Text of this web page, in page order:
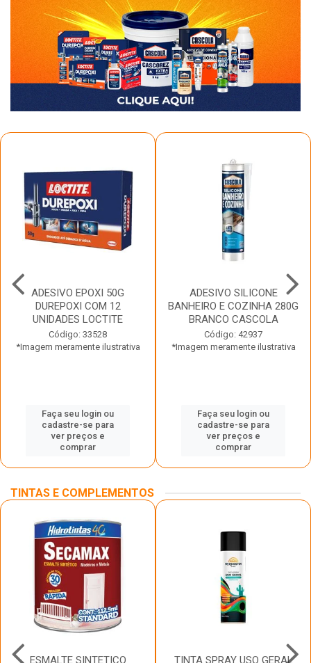
ADESIVO EPOXI 50G
DUREPOXI COM 12
UNIDADES LOCTITE
Código: 33528
*Imagem meramente ilustrativa
Faça seu login ou
cadastre-se para
ver preços e
comprar
ADESIVO SILICONE
BANHEIRO E COZINHA 280G
BRANCO CASCOLA
Código: 42937
*Imagem meramente ilustrativa
Faça seu login ou
cadastre-se para
ver preços e
comprar
TINTAS E COMPLEMENTOS
ESMALTE SINTETICO TINTA SPRAY USO GERAL